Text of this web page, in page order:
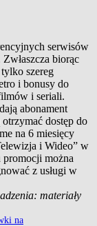
serwisów
biorąc
szereg
i bonusy do
i seriali.
abonament
dostęp do
na 6 miesięcy
i Wideo” w
można
z usługi w
materiały
na